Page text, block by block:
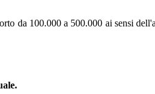
da 100.000 a 500.000 ai sensi